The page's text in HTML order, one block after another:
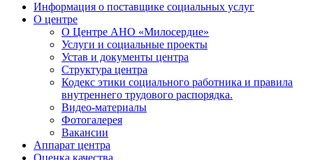
Информация о поставщике социальных услуг
О центре
О Центре АНО «Милосердие»
Услуги и социальные проекты
Устав и документы центра
Структура центра
Кодекс этики социального работника и правила
внутреннего трудового распорядка.
Видео-материалы
Фотогалерея
Вакансии
Аппарат центра
Оценка качества